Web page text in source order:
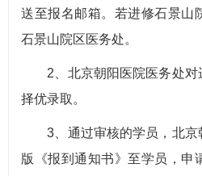
送至报名邮箱。若进修石景山
石景山院区医务处。
2、北京朝阳医院医务处对
择优录取。
3、通过审核的学员，北京
版《报到通知书》至学员，申